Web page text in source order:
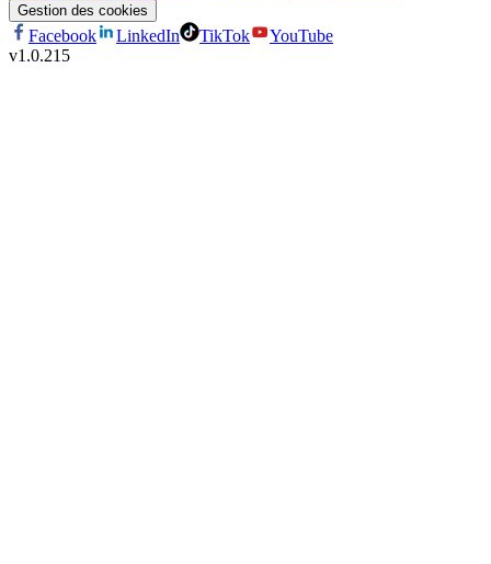
Gestion des cookies
Facebook LinkedIn TikTok
YouTube
v1.0.215